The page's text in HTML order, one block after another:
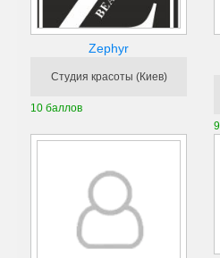
Zephyr
Студия красоты (Киев)
10 баллов